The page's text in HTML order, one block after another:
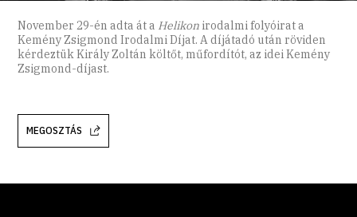
November 29-én adta át a Helikon irodalmi folyóirat a
Kemény Zsigmond Irodalmi Díjat. A díjátadó után röviden
kérdeztük Király Zoltán költőt, műfordítót, az idei Kemény
Zsigmond-díjast.
MEGOSZTÁS